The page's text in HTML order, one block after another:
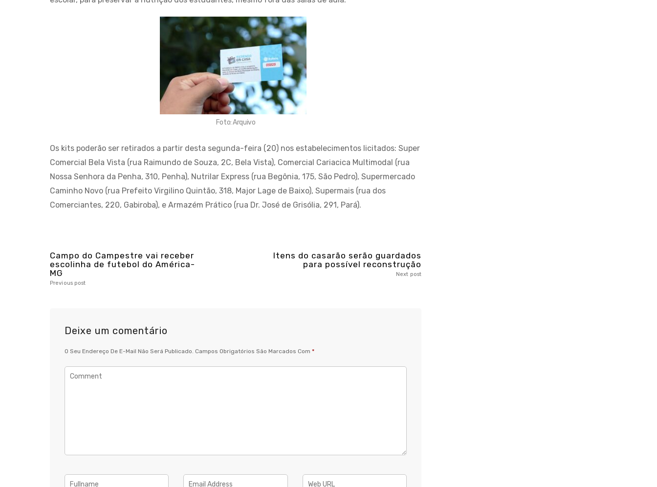
Foto: Arquivo
Os kits poderão ser retirados a partir desta segunda-feira (20) nos estabelecimentos licitados: Super
Comercial Bela Vista (rua Raimundo de Souza, 2C, Bela Vista), Comercial Cariacica Multimodal (rua
Nossa Senhora da Penha, 310, Penha), Nutrilar Express (rua Begônia, 175, São Pedro), Supermercado
Caminho Novo (rua Prefeito Virgilino Quintão, 318, Major Lage de Baixo), Supermais (rua dos
Comerciantes, 220, Gabiroba), e Armazém Prático (rua Dr. José de Grisólia, 291, Pará).
Campo do Campestre vai receber
escolinha de futebol do América-
MG
Previous post
Itens do casarão serão guardados
para possível reconstrução
Next post
Deixe um comentário
O Seu Endereço De E-Mail Não Será Publicado. Campos Obrigatórios São Marcados Com *